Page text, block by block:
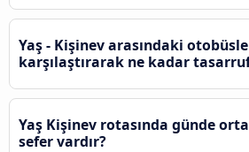
Yaş - Kişinev arasındaki
karşılaştırarak ne kadar
Yaş Kişinev rotasında günde
sefer vardır?